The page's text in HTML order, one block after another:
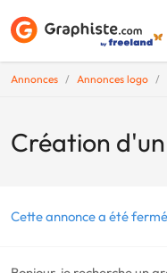
Annonces Annonces logo
Création
Cette annonce a été